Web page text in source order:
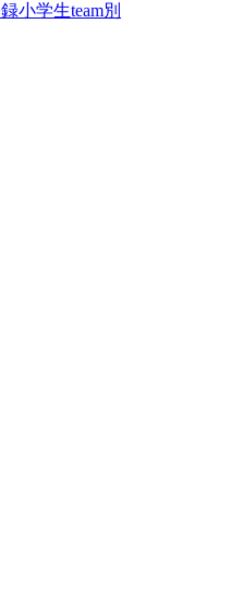
小学生team別